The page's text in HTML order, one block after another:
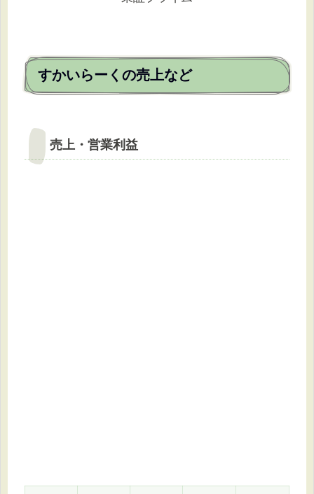
すかいらーくの売上など
売上・営業利益